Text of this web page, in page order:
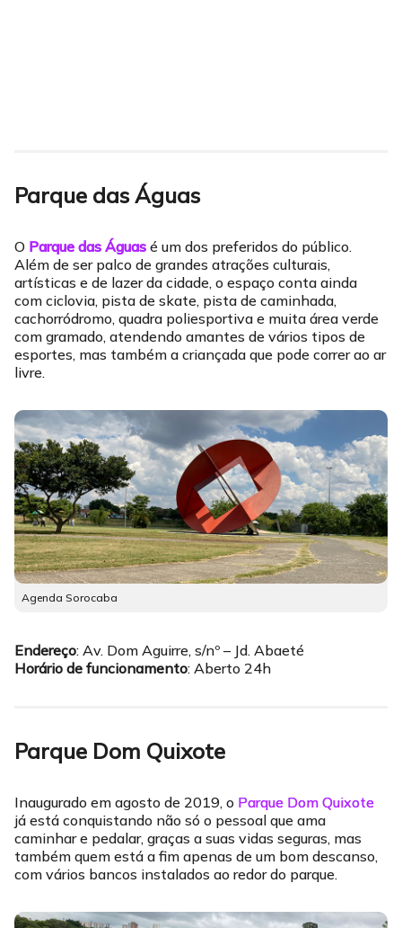
Parque das Águas
O Parque das Águas é um dos preferidos do público.
Além de ser palco de grandes atrações culturais,
artísticas e de lazer da cidade, o espaço conta ainda
com ciclovia, pista de skate, pista de caminhada,
cachorródromo, quadra poliesportiva e muita área verde
com gramado, atendendo amantes de vários tipos de
esportes, mas também a criançada que pode correr ao ar
livre.
Agenda Sorocaba
Endereço: Av. Dom Aguirre, s/nº – Jd. Abaeté
Horário de funcionamento: Aberto 24h
Parque Dom Quixote
Inaugurado em agosto de 2019, o Parque Dom Quixote
já está conquistando não só o pessoal que ama
caminhar e pedalar, graças a suas vidas seguras, mas
também quem está a fim apenas de um bom descanso,
com vários bancos instalados ao redor do parque.